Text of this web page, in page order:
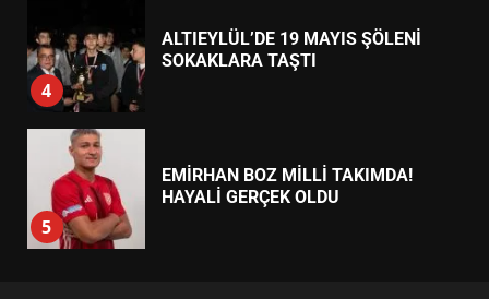
4
ALTIEYLÜL’DE 19 MAYIS ŞÖLENİ
SOKAKLARA TAŞTI
5
EMİRHAN BOZ MİLLİ TAKIMDA!
HAYALİ GERÇEK OLDU